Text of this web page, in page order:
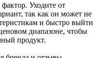
Уходите от
так как он может не
и быстро выйти
диапазоне, чтобы
продукт.